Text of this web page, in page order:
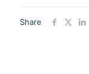
Share